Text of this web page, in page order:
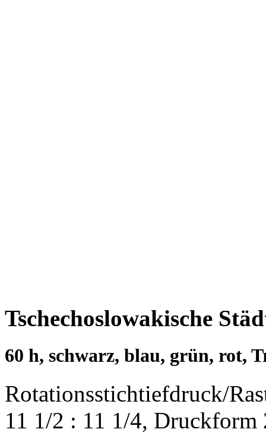
Tschechoslowakische
60 h, schwarz, blau, grün, rot,
Rotationsstichtiefdruck/
11 1/2 : 11 1/4,